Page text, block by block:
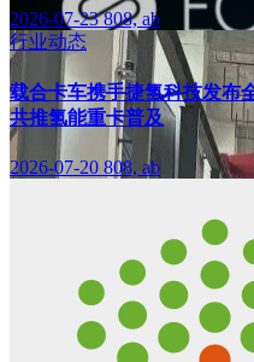
2026-07-23808, ab
行业动态
载合卡车携手捷氢科技发布
共推氢能重卡普及
2026-07-20 808, ab